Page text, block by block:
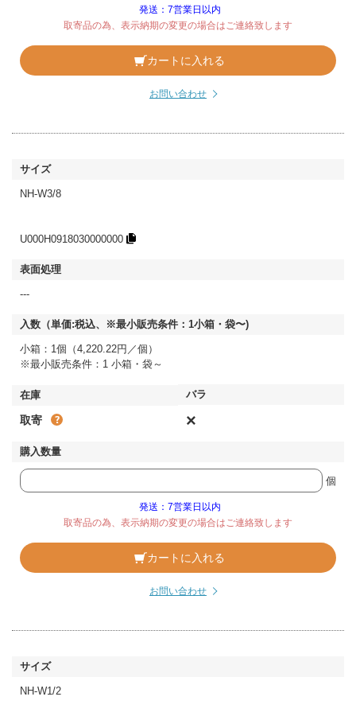
発送：7営業日以内
取寄品の為、表示納期の変更の場合はご連絡致します
カートに入れる
お問い合わせ
NH-W3/8
U000H0918030000000
---
小箱：1個（4,220.22円／個）
※最小販売条件：1 小箱・袋～
取寄 ×
個
発送：7営業日以内
取寄品の為、表示納期の変更の場合はご連絡致します
カートに入れる
お問い合わせ
NH-W1/2